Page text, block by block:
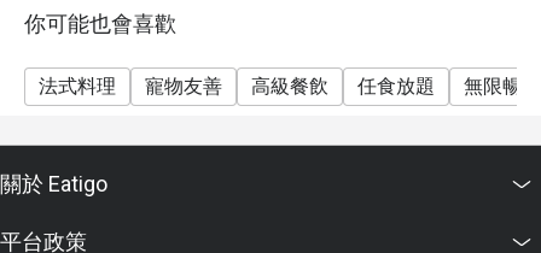
- If the guest needs to change the number or time of
the reservation, it must be changed directly in the
eatigo system in advance. The restaurant will only
provide seating arrangements and discounts based on
seating to enjoy the discount
你可能也會喜歡
法式料理 寵物友善 高級餐飲 任食放題 無限暢飲
關於 Eatigo
平台政策